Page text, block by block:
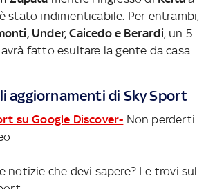
stato indimenticabile. Per entrambi,
Under, Caicedo e Berardi, un 5
fatto esultare la gente da casa.
aggiornamenti di Sky Sport
su Google Discover- Non perderti
notizie che devi sapere? Le trovi sul